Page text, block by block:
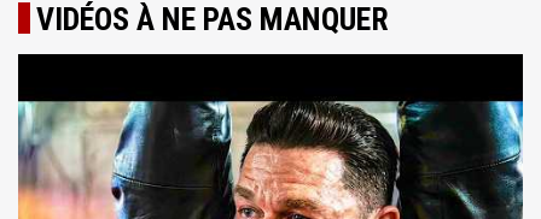
VIDÉOS À NE PAS MANQUER